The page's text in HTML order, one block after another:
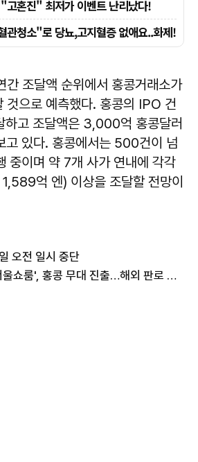
간 조달액 순위에서 홍콩거래소가
것으로 예측했다. 홍콩의 IPO 건
하고 조달액은 3,000억 홍콩달러
고 있다. 홍콩에서는 500건이 넘
중이며 약 7개 사가 연내에 각각
억 엔) 이상을 조달할 전망이
오전 일시 중단
서울 K-패션 '하이서울쇼룸', 홍콩 무대 진출…해외 판로 확대한다